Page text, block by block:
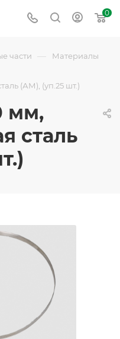
0
части — Материалы
(АМ), (уп.25 шт.)
мм,
сталь